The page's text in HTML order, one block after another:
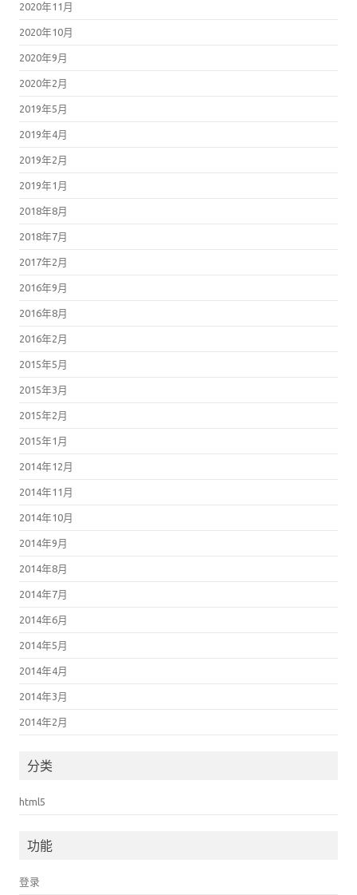
2020年11月
2020年10月
2020年9月
2020年2月
2019年5月
2019年4月
2019年2月
2019年1月
2018年8月
2018年7月
2017年2月
2016年9月
2016年8月
2016年2月
2015年5月
2015年3月
2015年2月
2015年1月
2014年12月
2014年11月
2014年10月
2014年9月
2014年8月
2014年7月
2014年6月
2014年5月
2014年4月
2014年3月
2014年2月
分类
html5
功能
登录